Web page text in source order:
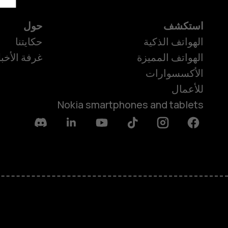
استكشف
الهواتف الذكية
الهواتف المميزة
الأكسسوارات
للأعمال
Nokia smartphones and tablets
حول
حكايتنا
غرفة
Facebook
Instagram
Tiktok
Youtube
Linkedin
Discord